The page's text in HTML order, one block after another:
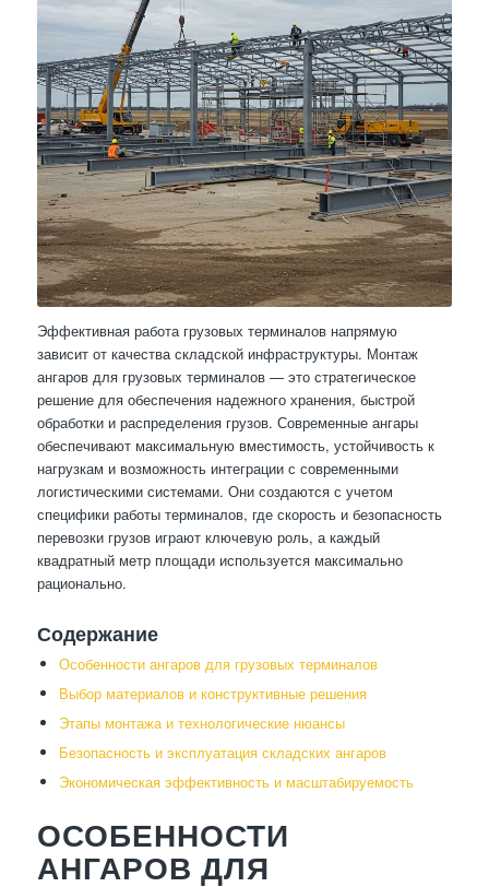
Эффективная работа грузовых терминалов напрямую
зависит от качества складской инфраструктуры. Монтаж
ангаров для грузовых терминалов — это стратегическое
решение для обеспечения надежного хранения, быстрой
обработки и распределения грузов. Современные ангары
обеспечивают максимальную вместимость, устойчивость к
нагрузкам и возможность интеграции с современными
логистическими системами. Они создаются с учетом
специфики работы терминалов, где скорость и безопасность
перевозки грузов играют ключевую роль, а каждый
квадратный метр площади используется максимально
рационально.
Содержание
Особенности ангаров для грузовых терминалов
Выбор материалов и конструктивные решения
Этапы монтажа и технологические нюансы
Безопасность и эксплуатация складских ангаров
Экономическая эффективность и масштабируемость
ОСОБЕННОСТИ
АНГАРОВ ДЛЯ